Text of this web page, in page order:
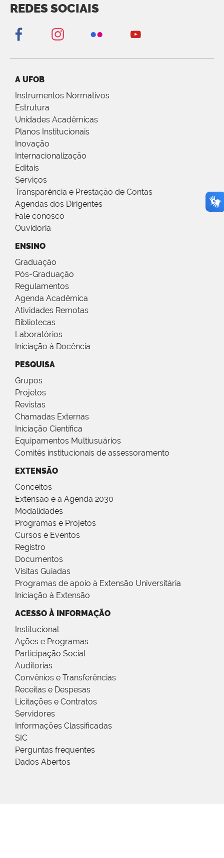
REDES SOCIAIS
A UFOB
Instrumentos Normativos
Estrutura
Unidades Acadêmicas
Planos Institucionais
Inovação
Internacionalização
Editais
Serviços
Transparência e Prestação de Contas
Agendas dos Dirigentes
Fale conosco
Ouvidoria
ENSINO
Graduação
Pós-Graduação
Regulamentos
Agenda Acadêmica
Atividades Remotas
Bibliotecas
Laboratórios
Iniciação à Docência
PESQUISA
Grupos
Projetos
Revistas
Chamadas Externas
Iniciação Científica
Equipamentos Multiusuários
Comitês institucionais de assessoramento
EXTENSÃO
Conceitos
Extensão e a Agenda 2030
Modalidades
Programas e Projetos
Cursos e Eventos
Registro
Documentos
Visitas Guiadas
Programas de apoio à Extensão Universitária
Iniciação à Extensão
ACESSO À INFORMAÇÃO
Institucional
Ações e Programas
Participação Social
Auditorias
Convênios e Transferências
Receitas e Despesas
Licitações e Contratos
Servidores
Informações Classificadas
SIC
Perguntas frequentes
Dados Abertos